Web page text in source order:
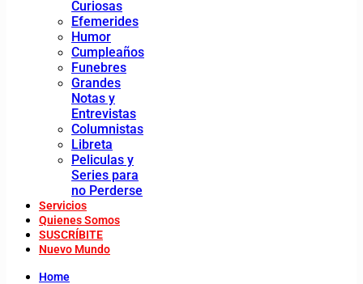
Curiosas
Efemerides
Humor
Cumpleaños
Funebres
Grandes
Notas y
Entrevistas
Columnistas
Libreta
Peliculas y
Series para
no Perderse
Servicios
Quienes Somos
SUSCRÍBITE
Nuevo Mundo
Home